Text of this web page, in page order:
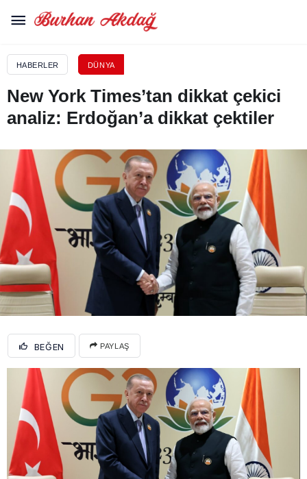
HABERLER DÜNYA
New York Times’tan dikkat çekici
analiz: Erdoğan’a dikkat çektiler
BEĞEN PAYLAŞ